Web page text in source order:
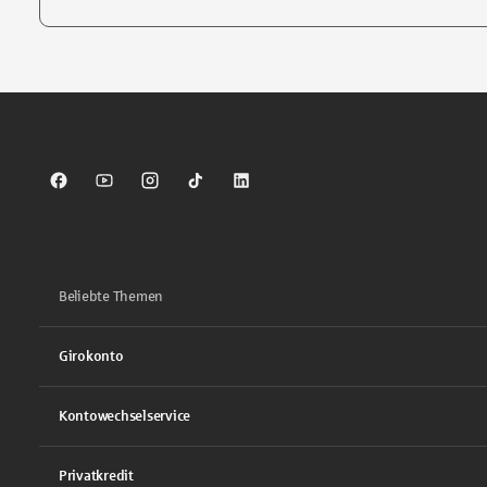
Sparkasse auf Facebook
Sparkasse auf Youtube
Sparkasse auf Instagram
Sparkasse auf TikTok
Sparkasse auf LinkedIn
Beliebte Themen
Girokonto
Kontowechselservice
Privatkredit